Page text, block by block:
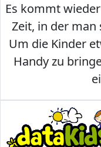
Es kommt
Zeit, in der man
Um die Kinder
Handy zu